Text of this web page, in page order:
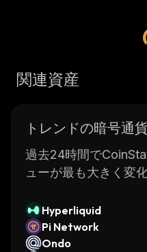
関連資産
トレンドの暗号通
過去24時間で
ューが最も大きく変
Hyperliquid
Pi Network
Ondo